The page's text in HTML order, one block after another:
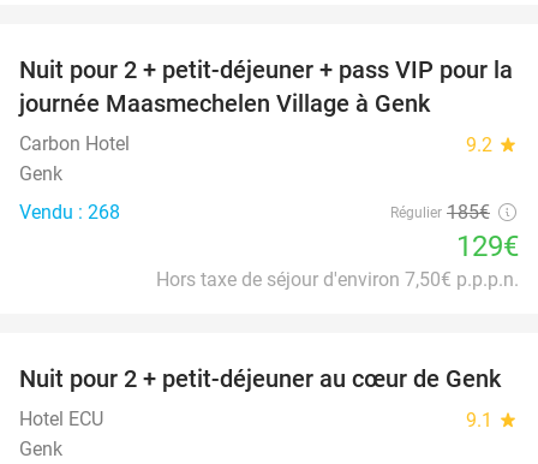
30%
Nuit pour 2 + petit-déjeuner + pass VIP pour la
journée Maasmechelen Village à Genk
Carbon Hotel 9.2 star
Genk
Vendu : 268
Régulier 185€
129€
Hors taxe de séjour d'environ 7,50€ p.p.p.n.
33%
Nuit pour 2 + petit-déjeuner au cœur de Genk
Hotel ECU 9.1 star
Genk